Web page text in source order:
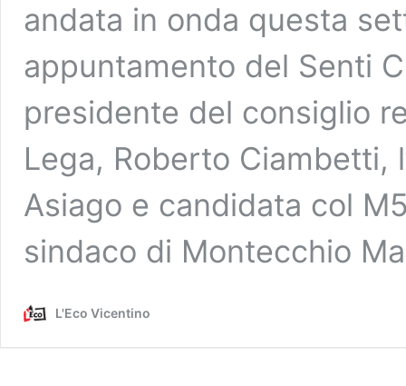
andata in onda questa
appuntamento del Senti
presidente del consiglio
Lega, Roberto Ciambetti,
Asiago e candidata col
sindaco di Montecchio
L'Eco Vicentino